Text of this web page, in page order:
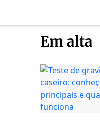
Em alta